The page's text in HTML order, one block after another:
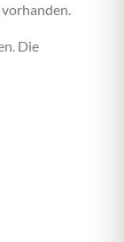
Die